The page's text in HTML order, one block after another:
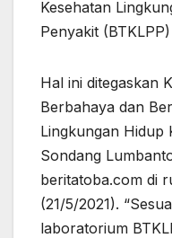
Kesehatan
Penyakit
Hal ini ditegaskan
Berbahaya dan
Lingkungan Hidup
Sondang
beritatoba.com di
(21/5/2021).
laboratorium